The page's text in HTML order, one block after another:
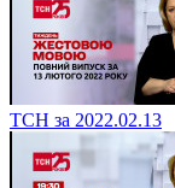
ТСН за 2022.02.13